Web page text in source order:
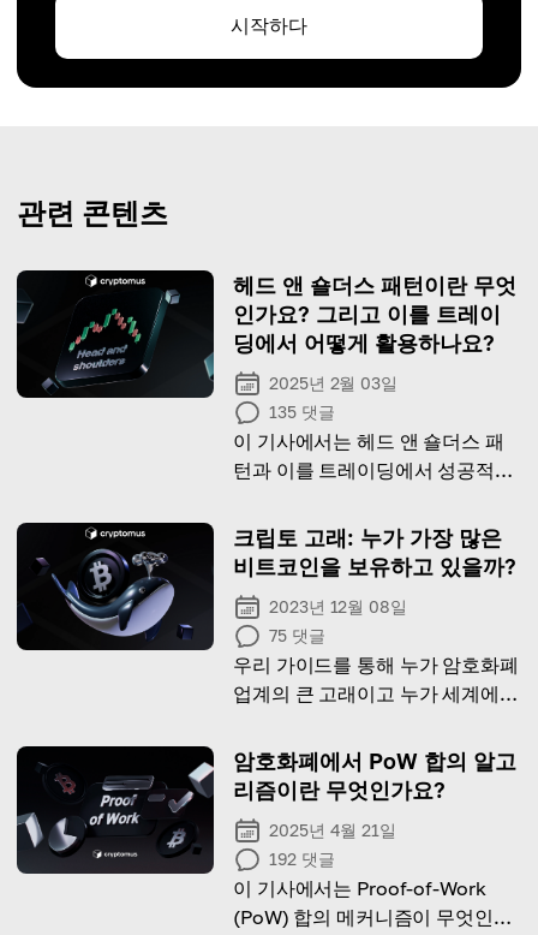
시작하다
관련 콘텐츠
헤드 앤 숄더스 패턴이란 무엇
인가요? 그리고 이를 트레이
딩에서 어떻게 활용하나요?
2025년 2월 03일
135 댓글
이 기사에서는 헤드 앤 숄더스 패
턴과 이를 트레이딩에서 성공적으
습니다.
크립토 고래: 누가 가장 많은
비트코인을 보유하고 있을까?
2023년 12월 08일
75 댓글
우리 가이드를 통해 누가 암호화폐
업계의 큰 고래이고 누가 세계에서
는지 알아보세요
암호화폐에서 PoW 합의 알고
리즘이란 무엇인가요?
2025년 4월 21일
192 댓글
이 기사에서는 Proof-of-Work
(PoW) 합의 메커니즘이 무엇인지,